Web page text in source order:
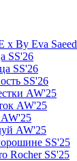
х By Eva Saeed
SS'26
SS'26
SS'26
AW'25
AW'25
AW'25
SS'25
Rocher SS'25